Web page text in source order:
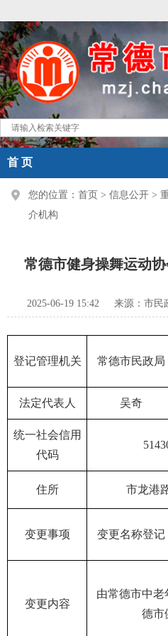
首 页
您的位置： 首页 > 信息公开 >
介机构
常德市健身操舞运动
2025-06-19 15:42 来源：市民
登记管理机关 常德市民政局
法定代表人 吴奇
统一社会信用
代码
住所 市龙港
变更事项 变更名称登记
变更内容
由常德市中老
德市